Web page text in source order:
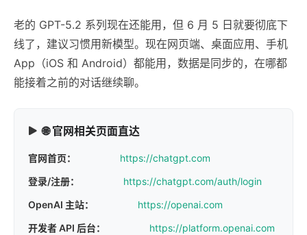
老的 GPT-5.2 系列现在还能用，但 6 月 5 日就要彻底下
线了，建议习惯用新模型。现在网页端、桌面应用、手机
App（iOS 和 Android）都能用，数据是同步的，在哪都
能接着之前的对话继续聊。
🌐 官网相关页面直达
官网首页：
https://chatgpt.com
登录/注册：
https://chatgpt.com/auth/login
OpenAI 主站：
https://openai.com
开发者 API 后台：
https://platform.openai.com